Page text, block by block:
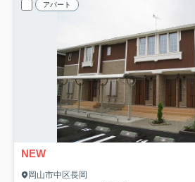
アパート
NEW
岡山市中区長岡